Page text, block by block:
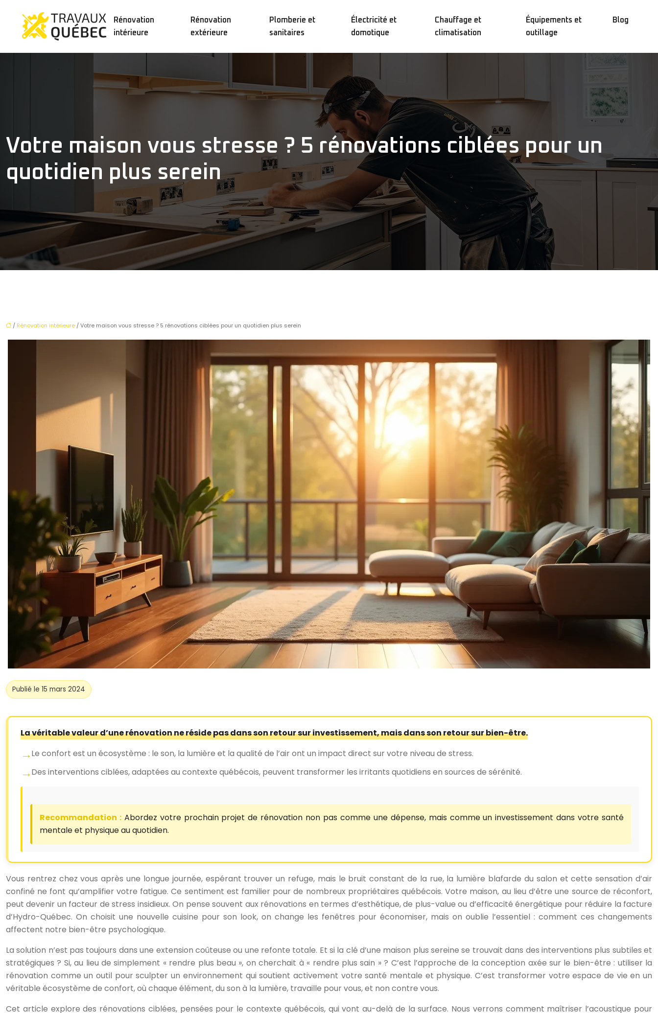
Rénovation
intérieure
Rénovation
extérieure
Plomberie et
sanitaires
Électricité et
domotique
Chauffage et
climatisation
Équipements et
outillage
Blog
Votre maison vous stresse ? 5 rénovations ciblées pour un
quotidien plus serein
/ Rénovation intérieure / Votre maison vous stresse ? 5 rénovations ciblées pour un quotidien plus serein
Publié le 15 mars 2024
La véritable valeur d’une rénovation ne réside pas dans son retour sur investissement, mais dans son retour sur bien-être.
Le confort est un écosystème : le son, la lumière et la qualité de l’air ont un impact direct sur votre niveau de stress.
Des interventions ciblées, adaptées au contexte québécois, peuvent transformer les irritants quotidiens en sources de sérénité.
Recommandation :Abordez votre prochain projet de rénovation non pas comme une dépense, mais comme un investissement dans votre santé
mentale et physique au quotidien.
Vous rentrez chez vous après une longue journée, espérant trouver un refuge, mais le bruit constant de la rue, la lumière blafarde du salon et cette sensation d’air
confiné ne font qu’amplifier votre fatigue. Ce sentiment est familier pour de nombreux propriétaires québécois. Votre maison, au lieu d’être une source de réconfort,
peut devenir un facteur de stress insidieux. On pense souvent aux rénovations en termes d’esthétique, de plus-value ou d’efficacité énergétique pour réduire la facture
d’Hydro-Québec. On choisit une nouvelle cuisine pour son look, on change les fenêtres pour économiser, mais on oublie l’essentiel : comment ces changements
affectent notre bien-être psychologique.
La solution n’est pas toujours dans une extension coûteuse ou une refonte totale. Et si la clé d’une maison plus sereine se trouvait dans des interventions plus subtiles et
stratégiques ? Si, au lieu de simplement « rendre plus beau », on cherchait à « rendre plus sain » ? C’est l’approche de la conception axée sur le bien-être : utiliser la
rénovation comme un outil pour sculpter un environnement qui soutient activement votre santé mentale et physique. C’est transformer votre espace de vie en un
véritable écosystème de confort, où chaque élément, du son à la lumière, travaille pour vous, et non contre vous.
Cet article explore des rénovations ciblées, pensées pour le contexte québécois, qui vont au-delà de la surface. Nous verrons comment maîtriser l’acoustique pour